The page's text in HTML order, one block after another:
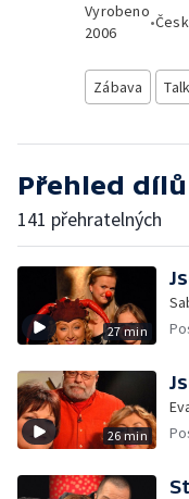
Vyrobeno
2006
•
Zábava
Přehled dílů
141 přehratelných
27 min
26 min